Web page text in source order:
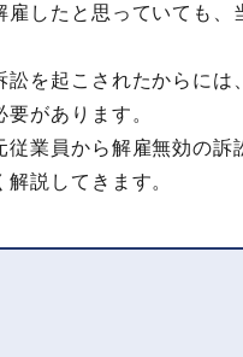
雇したと思っていても
訟を起こされたからに
があります。
従業員から解雇無効の
説してきます。